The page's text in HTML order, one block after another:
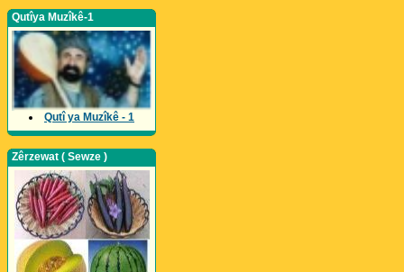
Qutîya Muzîkê-1
Qutî ya Muzîkê - 1
Zêrzewat ( Sewze )